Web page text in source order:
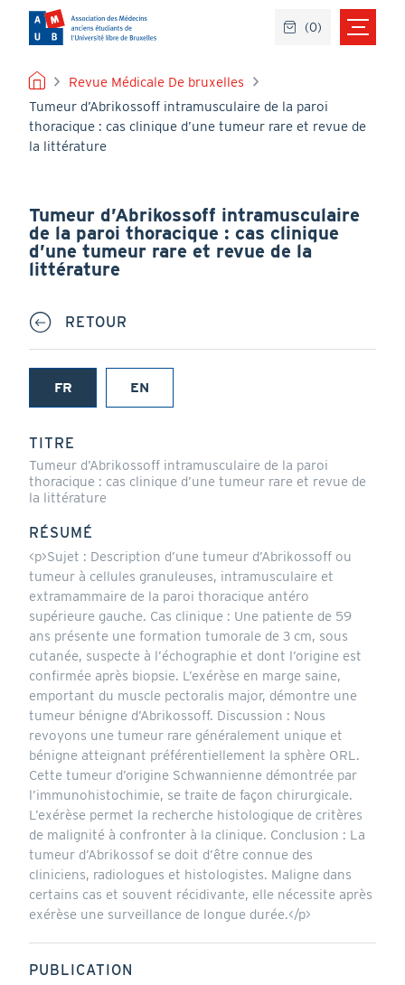
contenu
principal
FIL
D'ARIANE
Revue Médicale De bruxelles
Tumeur d’Abrikossoff intramusculaire de la paroi
thoracique : cas clinique d’une tumeur rare et revue de
la littérature
Tumeur d’Abrikossoff intramusculaire
de la paroi thoracique : cas clinique
d’une tumeur rare et revue de la
littérature
RETOUR
FR
(onglet
EN
TITRE
Tumeur d’Abrikossoff intramusculaire de la paroi
thoracique : cas clinique d’une tumeur rare et revue de
la littérature
RÉSUMÉ
<p>Sujet : Description d’une tumeur d’Abrikossoff ou
tumeur à cellules granuleuses, intramusculaire et
extramammaire de la paroi thoracique antéro
supérieure gauche. Cas clinique : Une patiente de 59
ans présente une formation tumorale de 3 cm, sous
cutanée, suspecte à l’échographie et dont l’origine est
confirmée après biopsie. L’exérèse en marge saine,
emportant du muscle pectoralis major, démontre une
tumeur bénigne d’Abrikossoff. Discussion : Nous
revoyons une tumeur rare généralement unique et
bénigne atteignant préférentiellement la sphère ORL.
Cette tumeur d’origine Schwannienne démontrée par
l’immunohistochimie, se traite de façon chirurgicale.
L’exérèse permet la recherche histologique de critères
de malignité à confronter à la clinique. Conclusion : La
tumeur d’Abrikossof se doit d’être connue des
cliniciens, radiologues et histologistes. Maligne dans
certains cas et souvent récidivante, elle nécessite après
exérèse une surveillance de longue durée.</p>
PUBLICATION
(0)